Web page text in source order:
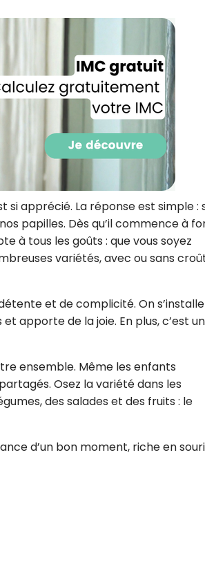
apprécié. La réponse est simple :
papilles. Dès qu’il commence à
à tous les goûts : que vous soyez
variétés, avec ou sans
et de complicité. On
apporte de la joie. En plus, c’est un
ensemble. Même les enfants
Osez la variété dans les
des salades et des fruits : le
d’un bon moment, riche en
Je consens à ce que la société
Prisma Players analyse le taux
des courriels pour mesurer et
performances des campagnes.
pourrons savoir si vous ouvrez les
l'heure à laquelle vous le faites
des informations sur le terminal
utilisez. Pour en savoir plus sur ces
voir notrepolitique de
Je reçois mon cadeau !
Votre adresse email sera utilisée par Digital Prisma
envoyer votre newsletter contenant des offres